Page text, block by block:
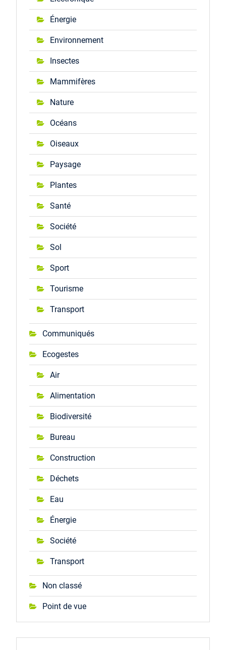
Énergie
Environnement
Insectes
Mammifères
Nature
Océans
Oiseaux
Paysage
Plantes
Santé
Société
Sol
Sport
Tourisme
Transport
Communiqués
Ecogestes
Air
Alimentation
Biodiversité
Bureau
Construction
Déchets
Eau
Énergie
Société
Transport
Non classé
Point de vue